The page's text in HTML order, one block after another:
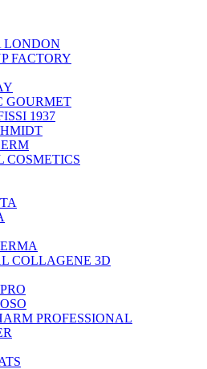
LONDON
FACTORY
GOURMET
1937
COSMETICS
COLLAGENE 3D
PROFESSIONAL